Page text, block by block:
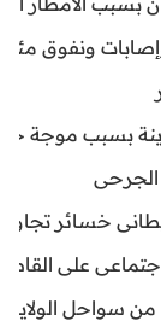
ونفوق مئات
الجرحى
تجاوزت 1.5 مليار
على القاصرين
من سواحل